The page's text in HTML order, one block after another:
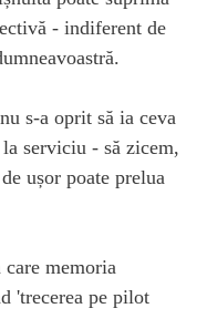
- indiferent de
s-a oprit să ia ceva
serviciu - să zicem,
ușor poate prelua
memoria
'trecerea pe pilot